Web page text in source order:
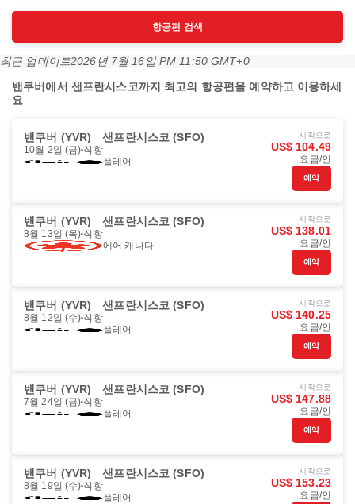
항공편 검색
최근 업데이트2026년 7월 16일 PM 11:50 GMT+0
밴쿠버에서 샌프란시스코까지 최고의 항공편을 예약하고 이용하세
요
밴쿠버 (YVR) 샌프란시스코 (SFO)
10월 2일 (금) 직항
플레어
시작으로
US$ 104.49
요금/인
예약
밴쿠버 (YVR) 샌프란시스코 (SFO)
8월 13일 (목) 직항
에어 캐나다
시작으로
US$ 138.01
요금/인
예약
밴쿠버 (YVR) 샌프란시스코 (SFO)
8월 12일 (수) 직항
플레어
시작으로
US$ 140.25
요금/인
예약
밴쿠버 (YVR) 샌프란시스코 (SFO)
7월 24일 (금) 직항
플레어
시작으로
US$ 147.88
요금/인
예약
밴쿠버 (YVR) 샌프란시스코 (SFO)
8월 19일 (수) 직항
플레어
시작으로
US$ 153.23
요금/인